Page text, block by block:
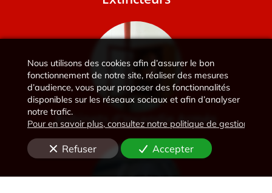
Robinets d'Incendie Armés
Nous utilisons des cookies afin d’assurer le bon
fonctionnement de notre site, réaliser des mesures
d’audience, vous pour proposer des fonctionnalités
disponibles sur les réseaux sociaux et afin d’analyser
notre trafic.
Pour en savoir plus, consultez notre politique de gestion des
Refuser Accepter